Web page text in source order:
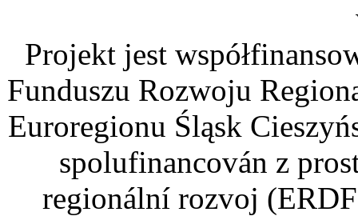
Projekt jest
Funduszu Rozwoju
Euroregionu Śląsk
spolufinancován z
regionální rozvoj